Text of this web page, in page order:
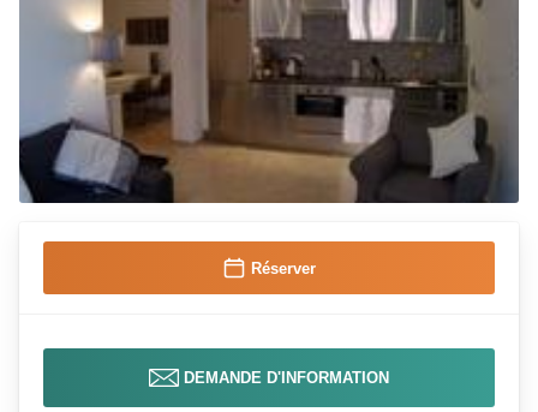
Réserver
DEMANDE D'INFORMATION